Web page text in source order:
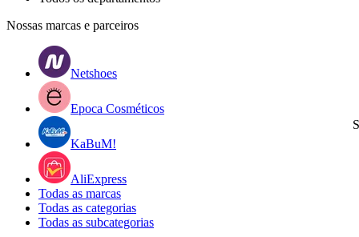
Nossas marcas e parceiros
Netshoes
Epoca Cosméticos
KaBuM!
AliExpress
Todas as marcas
Todas as categorias
Todas as subcategorias